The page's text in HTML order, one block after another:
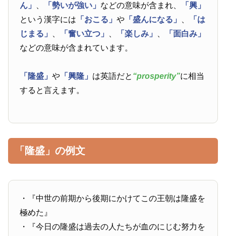
ん」
「勢いが強い」 などの意味が含まれ、
「興」
という漢字には 「おこる」や 「盛んになる」
「は
じまる」
「奮い立つ」 「楽しみ」
「面白み」
などの意味が含まれています。
「隆盛」や 「興隆」 は英語だと “prosperity”に相当
すると言えます。
「隆盛」の例文
・『中世の前期から後期にかけてこの王朝は隆盛を
極めた』
・『今日の隆盛は過去の人たちが血のにじむ努力を